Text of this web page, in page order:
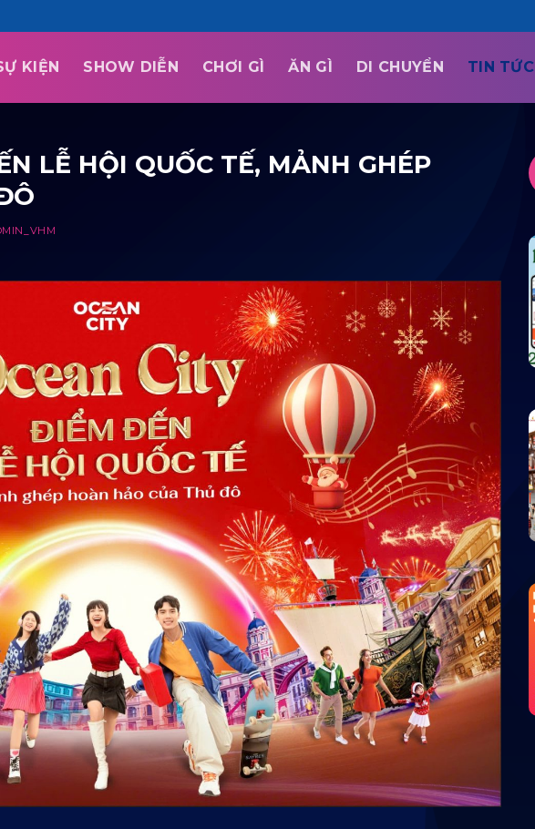
KIỆN SHOW DIỄN CHƠI GÌ ĂN GÌ DI CHUYỂN TIN TỨC
LỄ HỘI QUỐC TẾ, MẢNH GHÉP